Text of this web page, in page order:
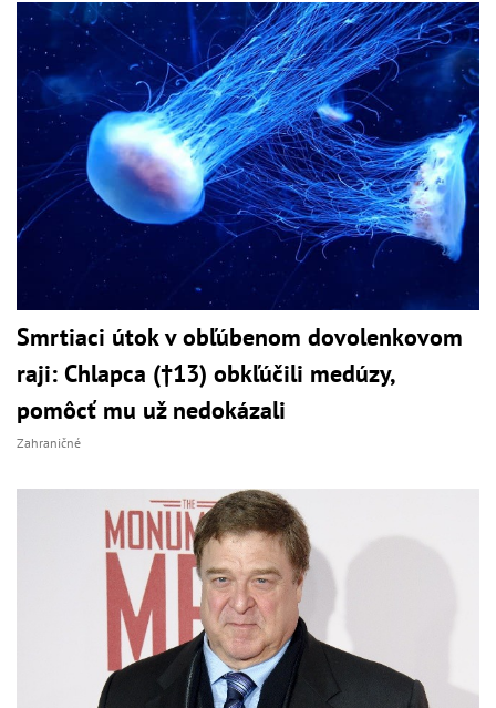
Smrtiaci útok v obľúbenom dovolenkovom
raji: Chlapca (†13) obkľúčili medúzy,
pomôcť mu už nedokázali
Zahraničné